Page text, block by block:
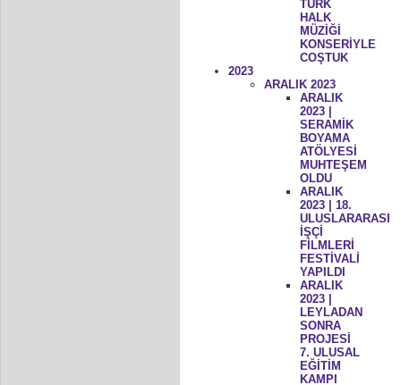
TÜRK
HALK
MÜZİĞİ
KONSERİYLE
COŞTUK
2023
ARALIK 2023
ARALIK
2023 |
SERAMİK
BOYAMA
ATÖLYESİ
MUHTEŞEM
OLDU
ARALIK
2023 | 18.
ULUSLARARASI
İŞÇİ
FİLMLERİ
FESTİVALİ
YAPILDI
ARALIK
2023 |
LEYLADAN
SONRA
PROJESİ
7. ULUSAL
EĞİTİM
KAMPI